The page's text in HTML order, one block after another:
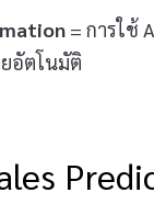
= การใช้
อัตโนมัติ